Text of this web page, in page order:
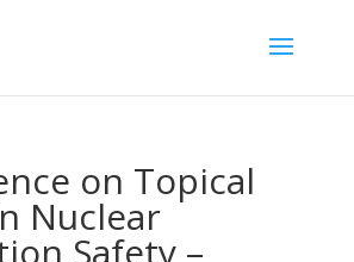
on Topical
Nuclear
Safety –